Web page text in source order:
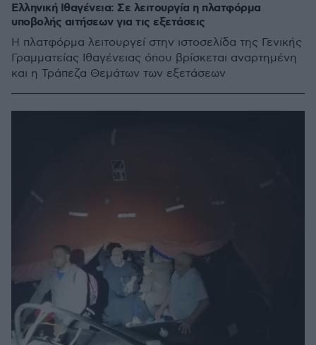
Ελληνική Ιθαγένεια: Σε λειτουργία η πλατφόρμα
υποβολής αιτήσεων για τις εξετάσεις
Η πλατφόρμα λειτουργεί στην ιστοσελίδα της Γενικής
Γραμματείας Ιθαγένειας όπου βρίσκεται αναρτημένη
και η Τράπεζα Θεμάτων των εξετάσεων